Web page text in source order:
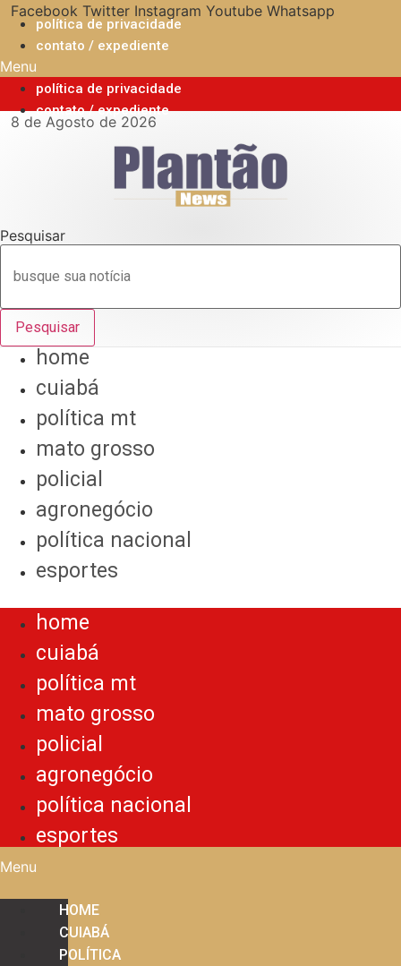
para
conteúdo
Facebook Twitter Instagram Youtube Whatsapp
política de privacidade
contato / expediente
Menu
política de privacidade
contato / expediente
8 de Agosto de 2026
Pesquisar
Pesquisar
home
cuiabá
política mt
mato grosso
policial
agronegócio
política nacional
esportes
home
cuiabá
política mt
mato grosso
policial
agronegócio
política nacional
esportes
Menu
HOME
CUIABÁ
POLÍTICA